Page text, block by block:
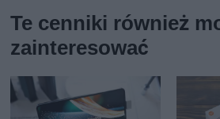
Te cenniki również
zainteresować